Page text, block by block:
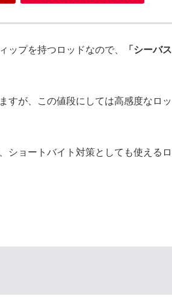
ップを持つロッドなので、
「シーバ
すが、この値段にしては高感度なロ
ョートバイト対策としても使えるロ